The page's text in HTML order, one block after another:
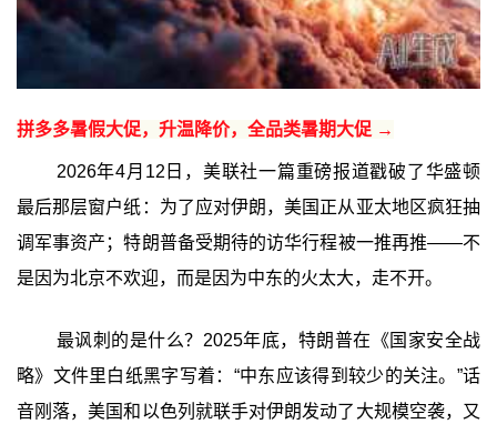
拼多多暑假大促，升温降价，全品类暑期大促 →
2026年4月12日，美联社一篇重磅报道戳破了华盛顿
最后那层窗户纸：为了应对伊朗，美国正从亚太地区疯狂抽
调军事资产；特朗普备受期待的访华行程被一推再推——不
是因为北京不欢迎，而是因为中东的火太大，走不开。
最讽刺的是什么？2025年底，特朗普在《国家安全战
略》文件里白纸黑字写着：“中东应该得到较少的关注。”话
音刚落，美国和以色列就联手对伊朗发动了大规模空袭，又